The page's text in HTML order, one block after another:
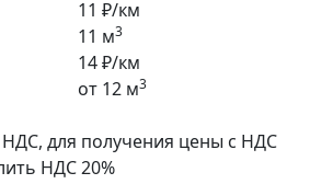
11 ₽/км
11 м3
14 ₽/км
от 12 м3
для получения цены с НДС
НДС 20%